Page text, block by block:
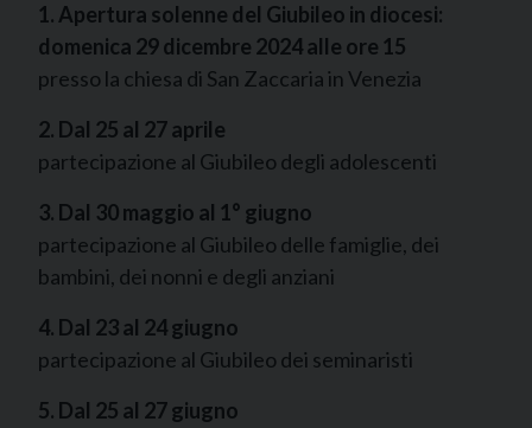
1. Apertura solenne del Giubileo in diocesi:
domenica 29 dicembre 2024 alle ore 15
presso la chiesa di San Zaccaria in Venezia
2. Dal 25 al 27 aprile
partecipazione al Giubileo degli adolescenti
3. Dal 30 maggio al 1° giugno
partecipazione al Giubileo delle famiglie, dei
bambini, dei nonni e degli anziani
4. Dal 23 al 24 giugno
partecipazione al Giubileo dei seminaristi
5. Dal 25 al 27 giugno